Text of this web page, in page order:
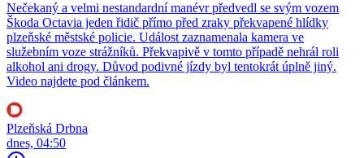
Nečekaný a velmi nestandardní manévr předvedl se svým vozem
Škoda Octavia jeden řidič přímo před zraky překvapené hlídky
plzeňské městské policie. Událost zaznamenala kamera ve
služebním voze strážníků. Překvapivě v tomto případě nehrál roli
alkohol ani drogy. Důvod podivné jízdy byl tentokrát úplně jiný.
Video najdete pod článkem.
Plzeňská Drbna
dnes, 04:50